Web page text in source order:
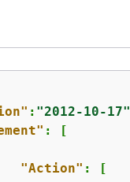
: "2012-10-17"
: [
"Action" : [